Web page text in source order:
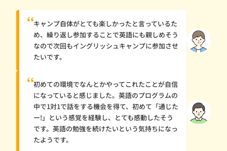
“キャンプ自体がとても楽しかったと言っているた
め、繰り返し参加することで英語にも親しめそう
なので次回もイングリッシュキャンプに参加させ
たいです。
“初めての環境でなんとかやってこれたことが自信
になっていると感じました。英語のプログラムの
中で1対1で話をする機会を得て、初めて「通じた
ー!」という感覚を経験し、とても感動したそう
です。英語の勉強を続けたいという気持ちになっ
たようです。